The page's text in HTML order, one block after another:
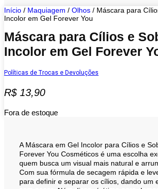
Início / Maquiagem / Olhos / Máscara para
Incolor em Gel Forever You
Máscara para Cílios e
Incolor em Gel Forever
Políticas de Trocas e Devoluções
R$13,90
Fora de estoque
A Máscara em Gel Incolor para Cílios e
Forever You Cosméticos é uma escolha
quem busca um visual mais natural e
Com sua fórmula de secagem rápida e
para definir e separar os cílios, dando um